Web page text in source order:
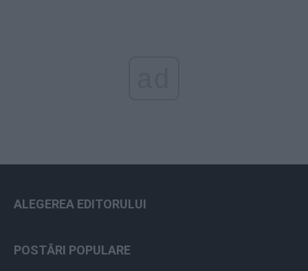
ALEGEREA EDITORULUI
POSTĂRI POPULARE